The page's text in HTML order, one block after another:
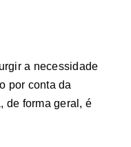
a necessidade
por conta da
de forma geral, é